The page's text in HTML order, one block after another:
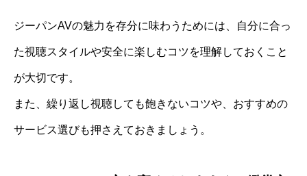
ジーパンAVの魅力を存分に味わうためには、自分に合っ
た視聴スタイルや安全に楽しむコツを理解しておくこと
が大切です。
また、繰り返し視聴しても飽きないコツや、おすすめの
サービス選びも押さえておきましょう。